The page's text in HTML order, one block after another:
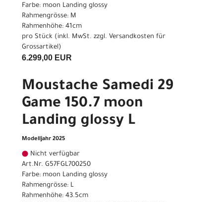
Farbe: moon Landing glossy
Rahmengrösse: M
Rahmenhöhe: 41cm
pro Stück (inkl. MwSt. zzgl. Versandkosten für
Grossartikel)
6.299,00 EUR
Moustache Samedi 29
Game 150.7 moon
Landing glossy L
Modelljahr 2025
Nicht verfügbar
Art.Nr. G57FGL700250
Farbe: moon Landing glossy
Rahmengrösse: L
Rahmenhöhe: 43.5cm